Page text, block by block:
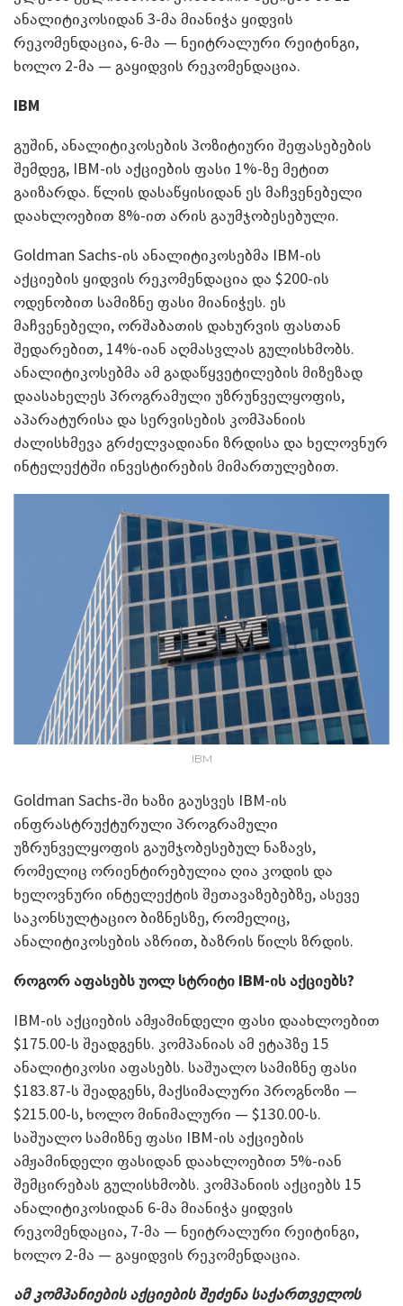
ანალიტიკოსიდან 3-მა მიანიჭა ყიდვის
რეკომენდაცია, 6-მა — ნეიტრალური რეიტინგი,
ხოლო 2-მა — გაყიდვის რეკომენდაცია.
IBM
გუშინ, ანალიტიკოსების პოზიტიური შეფასებების
შემდეგ, IBM-ის აქციების ფასი 1%-ზე მეტით
გაიზარდა. წლის დასაწყისიდან ეს მაჩვენებელი
დაახლოებით 8%-ით არის გაუმჯობესებული.
Goldman Sachs-ის ანალიტიკოსებმა IBM-ის
აქციების ყიდვის რეკომენდაცია და $200-ის
ოდენობით სამიზნე ფასი მიანიჭეს. ეს
მაჩვენებელი, ორშაბათის დახურვის ფასთან
შედარებით, 14%-იან აღმასვლას გულისხმობს.
ანალიტიკოსებმა ამ გადაწყვეტილების მიზეზად
დაასახელეს პროგრამული უზრუნველყოფის,
აპარატურისა და სერვისების კომპანიის
ძალისხმევა გრძელვადიანი ზრდისა და ხელოვნურ
ინტელექტში ინვესტირების მიმართულებით.
IBM
Goldman Sachs-ში ხაზი გაუსვეს IBM-ის
ინფრასტრუქტურული პროგრამული
უზრუნველყოფის გაუმჯობესებულ ნაზავს,
რომელიც ორიენტირებულია ღია კოდის და
ხელოვნური ინტელექტის შეთავაზებებზე, ასევე
საკონსულტაციო ბიზნესზე, რომელიც,
ანალიტიკოსების აზრით, ბაზრის წილს ზრდის.
როგორ აფასებს უოლ სტრიტი IBM-ის აქციებს?
IBM-ის აქციების ამჟამინდელი ფასი დაახლოებით
$175.00-ს შეადგენს. კომპანიას ამ ეტაპზე 15
ანალიტიკოსი აფასებს. საშუალო სამიზნე ფასი
$183.87-ს შეადგენს, მაქსიმალური პროგნოზი —
$215.00-ს, ხოლო მინიმალური — $130.00-ს.
საშუალო სამიზნე ფასი IBM-ის აქციების
ამჟამინდელი ფასიდან დაახლოებით 5%-იან
შემცირებას გულისხმობს. კომპანიის აქციებს 15
ანალიტიკოსიდან 6-მა მიანიჭა ყიდვის
რეკომენდაცია, 7-მა — ნეიტრალური რეიტინგი,
ხოლო 2-მა — გაყიდვის რეკომენდაცია.
ამ კომპანიების აქციების შეძენა საქართველოს